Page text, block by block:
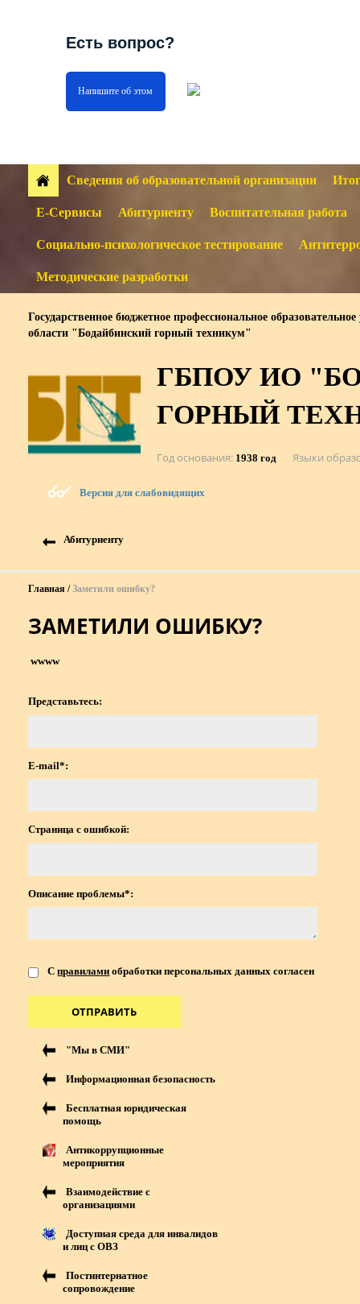
Есть вопрос?
Напишите об этом
Сведения об образовательной организации
Е-Сервисы Абитуриенту Воспитательная работа
Социально-психологическое тестирование
Методические разработки
Государственное бюджетное профессиональное
области "Бодайбинский горный техникум"
ГБПОУ ИО
ГОРНЫЙ
Год основания 1938 год Языки
Версия для слабовидящих
Абитуриенту
Главная Заметили ошибку?
ЗАМЕТИЛИ ОШИБКУ?
wwww
Представьтесь:
E-mail*:
Страница с ошибкой:
Описание проблемы*:
Справилами обработки персональных данных согласен
ОТПРАВИТЬ
"Мы в СМИ"
Информационная безопасность
Бесплатная юридическая
помощь
Антикоррупционные
мероприятия
Взаимодействие с
организациями
Доступная среда для инвалидов
и лиц с ОВЗ
Постинтернатное
сопровождение